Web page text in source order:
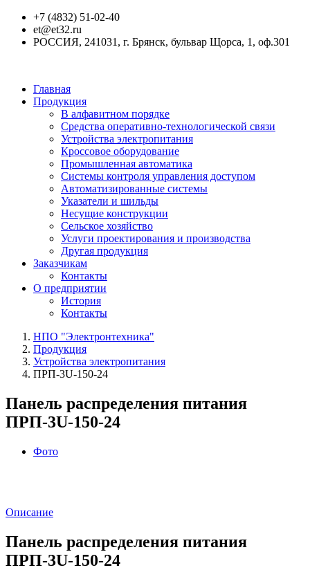
+7 (4832) 51-02-40
et@et32.ru
РОССИЯ, 241031, г. Брянск, бульвар Щорса, 1, оф.301
Главная
Продукция
В алфавитном порядке
Средства оперативно-технологической связи
Устройства электропитания
Кроссовое оборудование
Промышленная автоматика
Системы контроля управления доступом
Автоматизированные системы
Указатели и шильды
Несущие конструкции
Сельское хозяйство
Услуги проектирования и производства
Другая продукция
Заказчикам
Контакты
О предприятии
История
Контакты
НПО "Электронтехника"
Продукция
Устройства электропитания
ПРП-3U-150-24
Панель распределения питания
ПРП-3U-150-24
Фото
Описание
Панель распределения питания
ПРП-3U-150-24